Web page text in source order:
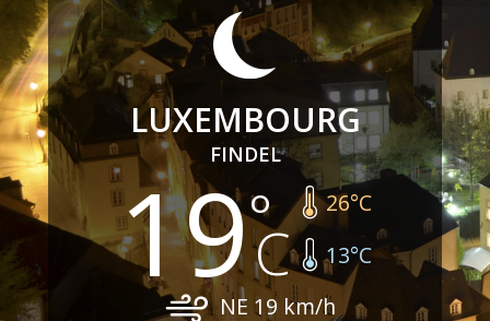
LUXEMBOURG
FINDEL
19 26°C
13°C
NE 19 km/h